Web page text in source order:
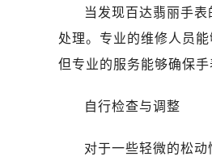
南宁市青
合肥市蜀
泉州市丰
烟台市芝
贵阳市南
当发现百达翡丽手
处理。专业的维修人员
但专业的服务能够确保手
自行检查与调整
对于一些轻微的松